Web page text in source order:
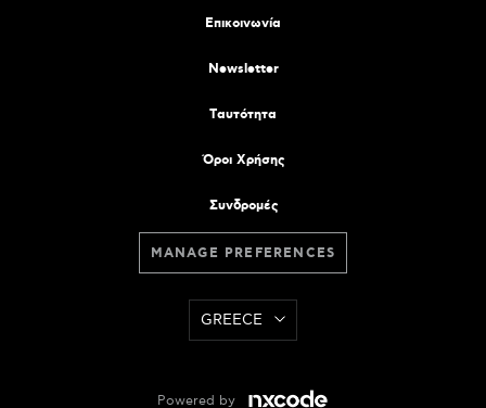
Επικοινωνία
Newsletter
Tαυτότητα
Όροι Χρήσης
Συνδρομές
MANAGE PREFERENCES
GREECE
Powered by